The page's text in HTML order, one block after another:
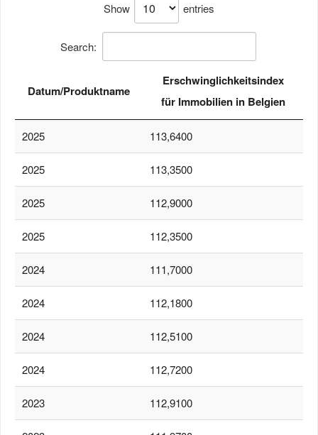
Show entries
Search:
Datum/Produktname
Erschwinglichkeitsindex
für Immobilien in Belgien
2025 113,6400
2025 113,3500
2025 112,9000
2025 112,3500
2024 111,7000
2024 112,1800
2024 112,5100
2024 112,7200
2023 112,9100